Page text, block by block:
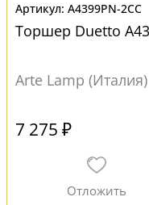
A4399PN-2CC
Торшер Duetto
Arte Lamp (Италия)
7 275 ₽